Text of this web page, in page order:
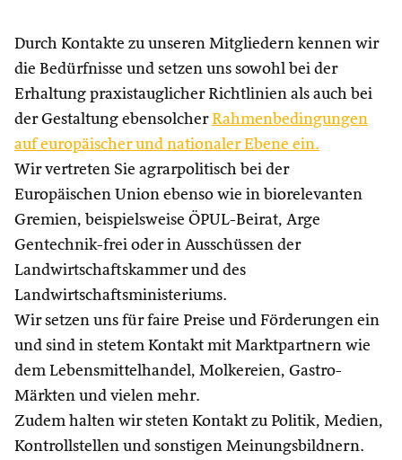
Durch Kontakte zu unseren Mitgliedern kennen wir
die Bedürfnisse und setzen uns sowohl bei der
Erhaltung praxistauglicher Richtlinien als auch bei
der Gestaltung ebensolcher Rahmenbedingungen
auf europäischer und nationaler Ebene ein.
Wir vertreten Sie agrarpolitisch bei der
Europäischen Union ebenso wie in biorelevanten
Gremien, beispielsweise ÖPUL-Beirat, Arge
Gentechnik-frei oder in Ausschüssen der
Landwirtschaftskammer und des
Landwirtschaftsministeriums.
Wir setzen uns für faire Preise und Förderungen ein
und sind in stetem Kontakt mit Marktpartnern wie
dem Lebensmittelhandel, Molkereien, Gastro-
Märkten und vielen mehr.
Zudem halten wir steten Kontakt zu Politik, Medien,
Kontrollstellen und sonstigen Meinungsbildnern.